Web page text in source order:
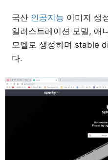
국산 인공지능 이미지 생
일러스트레이션 모델, 애
모델로 생성하며 stable
다.